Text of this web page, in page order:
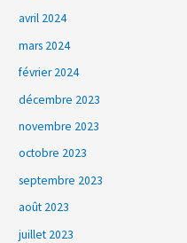
avril 2024
mars 2024
février 2024
décembre 2023
novembre 2023
octobre 2023
septembre 2023
août 2023
juillet 2023